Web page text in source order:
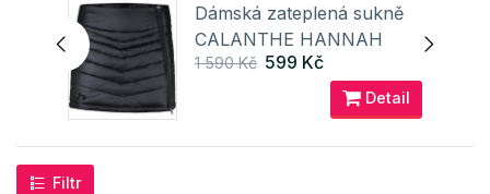
Dámská zateplená sukně
CALANTHE HANNAH
1 590 Kč 599 Kč
Detail
Filtr